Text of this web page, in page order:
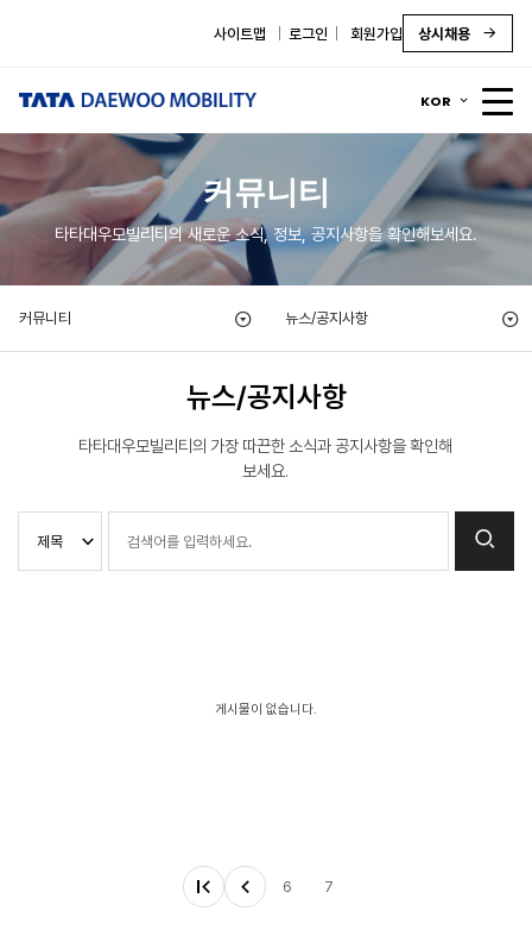
사이트맵 로그인 회원가입 상시채용
KOR
커뮤니티
타타대우모빌리티의 새로운 소식, 정보, 공지사항을 확인해보세요.
커뮤니티 뉴스/공지사항
뉴스/공지사항
타타대우모빌리티의 가장 따끈한 소식과 공지사항을 확인해
보세요.
게시물이 없습니다.
6 7